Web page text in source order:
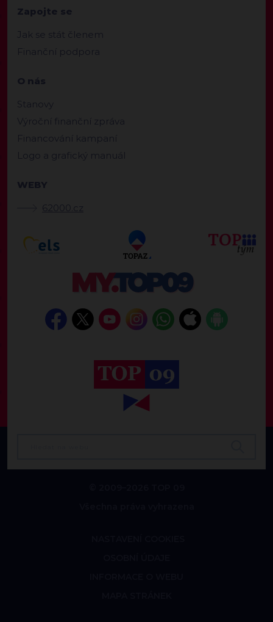
Zapojte se
Jak se stát členem
Finanční podpora
O nás
Stanovy
Výroční finanční zpráva
Financování kampaní
Logo a grafický manuál
WEBY
62000.cz